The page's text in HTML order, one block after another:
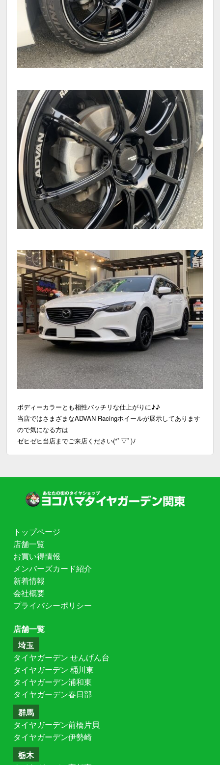
ボディーカラーとも相性バッチリな仕上がりに♪♪
当店ではさまざまなADVAN Racingホイールが展示してあります
ので気になる方は
ゼヒゼヒ当店までご来店ください(*ﾟ▽ﾟ)ﾉ
トップページ
店舗一覧
お買い得情報
メンバーズカード紹介
新着情報
会社概要
プライバシーポリシー
店舗一覧
埼玉
タイヤガーデン せんげん台
タイヤガーデン 桶川東
タイヤガーデン浦和東
タイヤガーデン春日部
群馬
タイヤガーデン前橋片貝
タイヤガーデン伊勢崎
栃木